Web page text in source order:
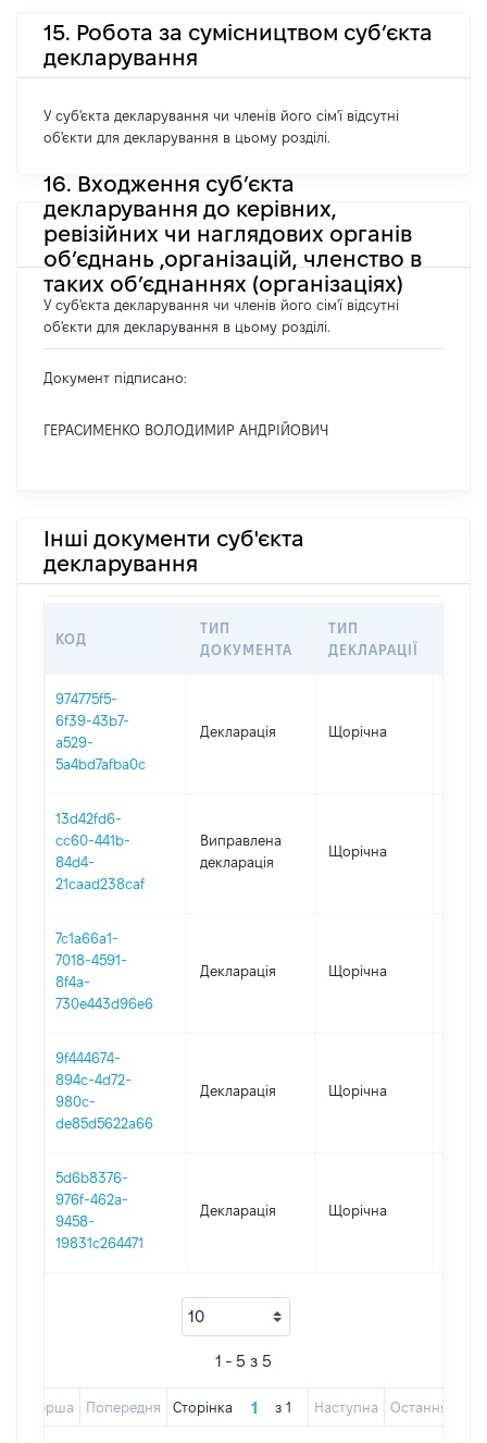
15. Робота за сумісництвом суб’єкта
декларування
У суб'єкта декларування чи членів його сім'ї відсутні
об'єкти для декларування в цьому розділі.
16. Входження суб’єкта
декларування до керівних,
ревізійних чи наглядових органів
об’єднань ,організацій, членство в
таких об’єднаннях (організаціях)
У суб'єкта декларування чи членів його сім'ї відсутні
об'єкти для декларування в цьому розділі.
Документ підписано:
ГЕРАСИМЕНКО ВОЛОДИМИР АНДРІЙОВИЧ
Інші документи суб'єкта
декларування
КОД
ТИП
ДОКУМЕНТА
ТИП
ДЕКЛАРАЦІЇ
974775f5-
6f39-43b7-
a529-
5a4bd7afba0c
Декларація Щорічна
13d42fd6-
cc60-441b-
84d4-
21caad238caf
Виправлена
декларація
Щорічна
7c1a66a1-
7018-4591-
8f4a-
730e443d96e6
Декларація Щорічна
9f444674-
894c-4d72-
980c-
de85d5622a66
Декларація Щорічна
5d6b8376-
976f-462a-
9458-
19831c264471
Декларація Щорічна
1 - 5 з 5
Перша Попередня Сторінка з 1 Наступна Остання